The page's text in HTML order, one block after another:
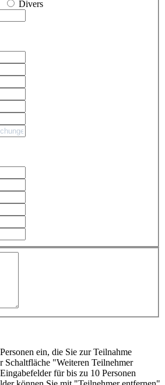
Divers
ein, die Sie zur Teilnahme
Schaltfläche "Weiteren Teilnehmer
für bis zu 10 Personen